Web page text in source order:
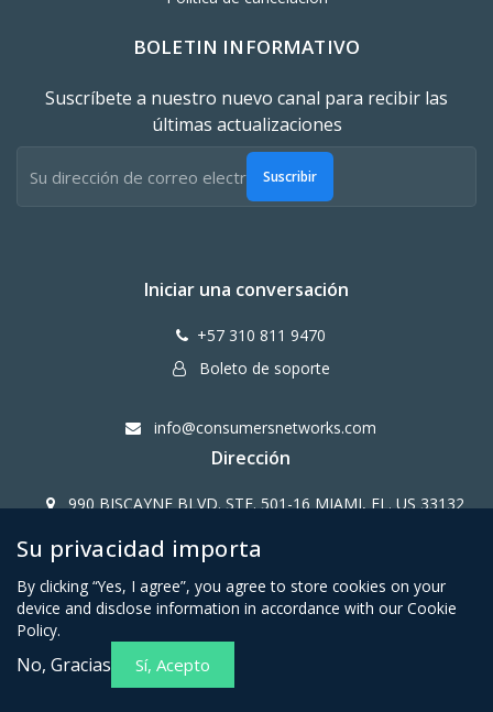
BOLETIN INFORMATIVO
Suscríbete a nuestro nuevo canal para recibir las
últimas actualizaciones
Suscribir
Iniciar una conversación
+57 310 811 9470
Boleto de soporte
info@consumersnetworks.com
Dirección
990 BISCAYNE BLVD. STE. 501-16 MIAMI, FL. US 33132
Copy Right CONSUMERS NETWORK@2024
Términos y condiciones para
miembros afiliados
Su privacidad importa
By clicking “Yes, I agree”, you agree to store cookies on your
device and disclose information in accordance with our Cookie
Policy.
No, Gracias Sí, Acepto